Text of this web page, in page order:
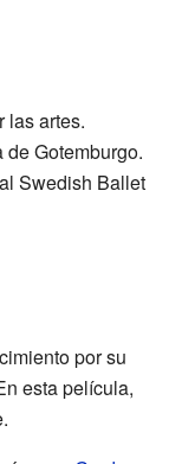
las artes.
Gotemburgo.
Swedish Ballet
por su
esta película,